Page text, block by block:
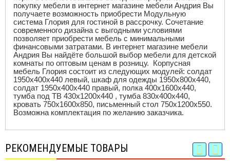
покупку мебели в интернет магазине мебели Андрия Вы
получаете возможность приобрести Модульную
система Глория для гостиной в рассрочку. Сочетание
современного дизайна с выгодными условиями
позволяет приобрести мебель с минимальными
финансовыми затратами. В интернет магазине мебели
Андрия Вы найдёте большой выбор мебели для детской
комнаты по оптовым ценам в розницу. Корпусная
мебель Глория состоит из следующих модулей: солдат
1950х400х440 левый, шкаф для одежды 1950х800х440,
солдат 1950х400х440 правый, полка 400х1600х440,
тумба под ТВ 430х1200х440 , тумба 830х400х440,
кровать 750х1600х850, письменный стол 750х1200х550.
Возможна комплектация по желанию заказчика.
РЕКОМЕНДУЕМЫЕ ТОВАРЫ